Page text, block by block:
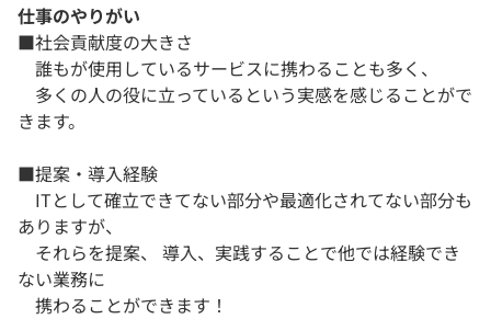
仕事のやりがい
■社会貢献度の大きさ
誰もが使用しているサービスに携わることも多く、
多くの人の役に立っているという実感を感じることがで
きます。
■提案・導入経験
ITとして確立できてない部分や最適化されてない部分も
ありますが、
それらを提案、 導入、実践することで他では経験でき
ない業務に
携わることができます！